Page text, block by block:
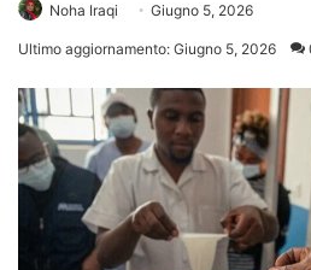
Noha Iraqi Giugno 5, 2026
Ultimo aggiornamento: Giugno 5, 2026